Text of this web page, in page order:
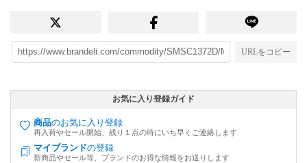
URLをコピー
お気に入り登録ガイド
商品のお気に入り登録
再入荷やセール開始、残り１点の時にいち早くご連絡します
マイブランドの登録
新商品やセール等、ブランドのお得な情報をお送りします